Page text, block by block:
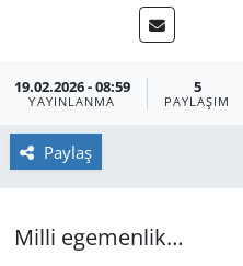
19.02.2026 - 08:59
YAYINLANMA
5
PAYLAŞIM
Paylaş
Milli egemenlik…
EKONOMİ
GENEL
HABERDE İNSAN
Tüm Manşetler
Son Dakika Haberleri
Haber Arşivi